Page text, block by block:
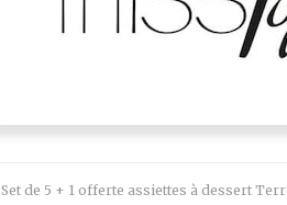
Set de 5 + 1 offerte assiettes à dessert